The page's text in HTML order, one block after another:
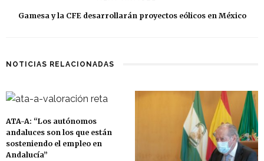
Gamesa y la CFE desarrollarán proyectos eólicos en México
NOTICIAS RELACIONADAS
ATA-A: “Los autónomos
andaluces son los que están
sosteniendo el empleo en
Andalucía”